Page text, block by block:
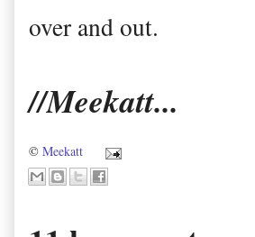
over and out.
//Meekatt...
© Meekatt